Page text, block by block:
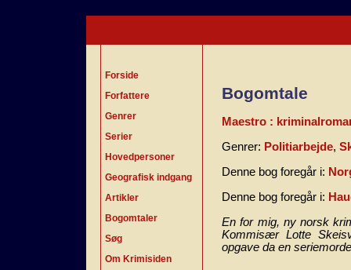
Forside
Forfattere
Genrer
Serier
Hovedpersoner
Geografisk indgang
Artikler
Bogomtaler
Søg
Om Krimisiden
Bogomtale
Maestro :
Genrer: Politiarbejde,
Denne bog foregår i:
Denne bog foregår i:
En for mig, ny norsk
Kommisær Lotte
opgave da en